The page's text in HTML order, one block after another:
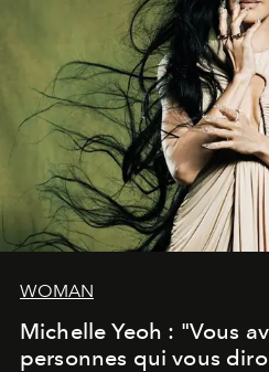
WOMAN
Michelle Yeoh : "Vous
personnes qui vous